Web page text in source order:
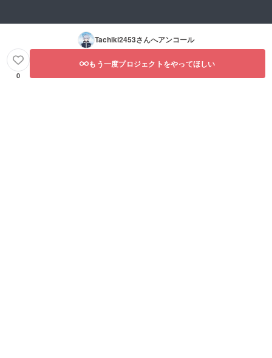
Tachiki2453さんへアンコール
0
もう一度プロジェクトをやってほしい